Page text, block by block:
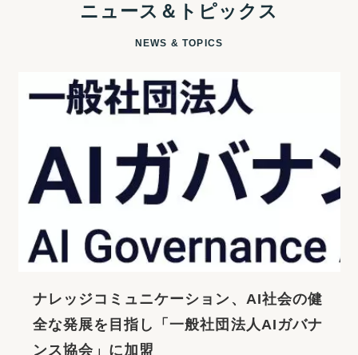
ニュース＆トピックス
NEWS & TOPICS
ナレッジコミュニケーション、AI社会の健
全な発展を目指し「一般社団法人AIガバナ
ンス協会」に加盟